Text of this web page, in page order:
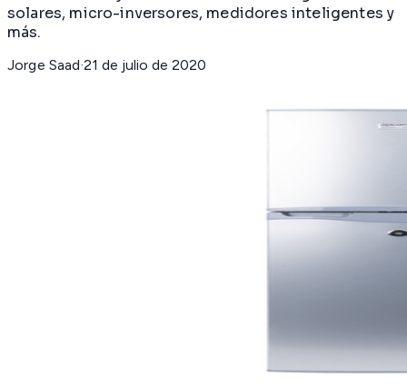
solares, micro-inversores, medidores inteligentes y
más.
Jorge Saad·21 de julio de 2020